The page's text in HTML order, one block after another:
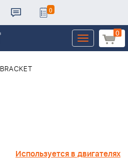
0
0
Toggle
navigation
BRACKET
Используется в двигателях